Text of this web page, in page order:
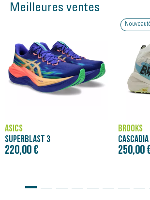
Meilleures ventes
ASICS
SUPERBLAST 3
220,00 €
BROOKS
250,00